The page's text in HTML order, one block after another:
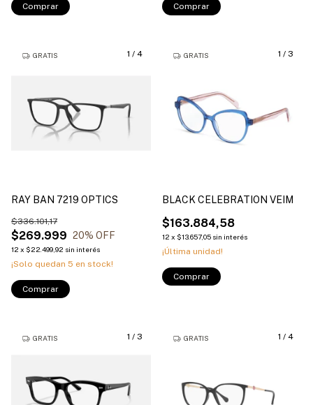
Comprar Comprar
1 / 4
GRATIS
RAY BAN 7219 OPTICS
$269.999
$336.101,17
20% OFF
12 x $22.499,92 sin interés
¡Solo quedan 5 en stock!
Comprar
1 / 3
GRATIS
BLACK CELEBRATION VEIM
$163.884,58
12 x $13.657,05 sin interés
¡Última unidad!
Comprar
1 / 3
GRATIS 1 / 4
GRATIS